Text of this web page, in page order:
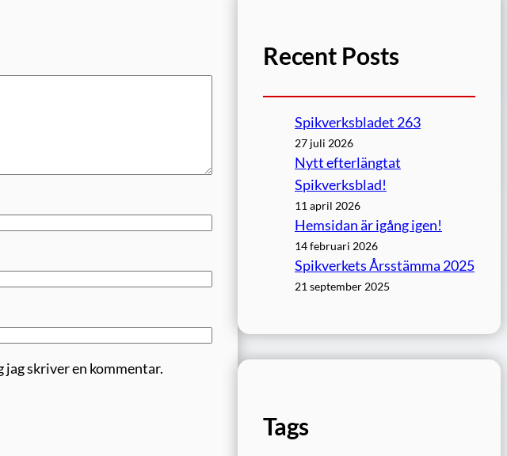
skriver en kommentar.
Recent Posts
Spikverksbladet 263
27 juli 2026
Nytt efterlängtat
Spikverksblad!
11 april 2026
Hemsidan är igång igen!
14 februari 2026
Spikverkets Årsstämma 2025
21 september 2025
Tags